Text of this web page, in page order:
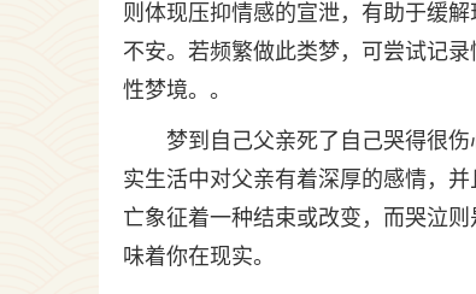
则体现压抑情感的宣泄，有助于缓
不安。若频繁做此类梦，可尝试记
性梦境。。
梦到自己父亲死了自己哭得很
实生活中对父亲有着深厚的感情，
亡象征着一种结束或改变，而哭泣
味着你在现实。